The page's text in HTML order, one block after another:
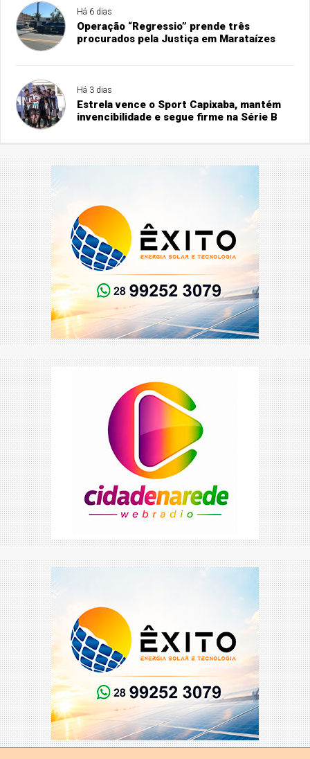
Há 6 dias
Operação “Regressio” prende três
procurados pela Justiça em Marataízes
Há 3 dias
Estrela vence o Sport Capixaba, mantém
invencibilidade e segue firme na Série B